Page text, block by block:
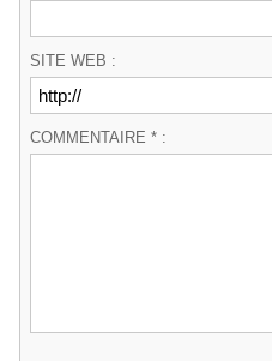
SITE WEB :
COMMENTAIRE * :